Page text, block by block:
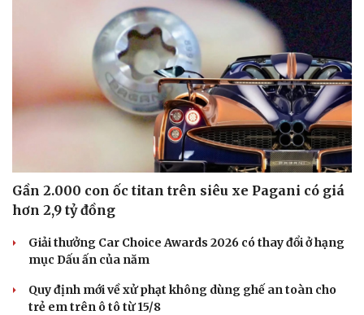
Gần 2.000 con ốc titan trên siêu xe Pagani có giá
hơn 2,9 tỷ đồng
Giải thưởng Car Choice Awards 2026 có thay đổi ở hạng
mục Dấu ấn của năm
Quy định mới về xử phạt không dùng ghế an toàn cho
trẻ em trên ô tô từ 15/8